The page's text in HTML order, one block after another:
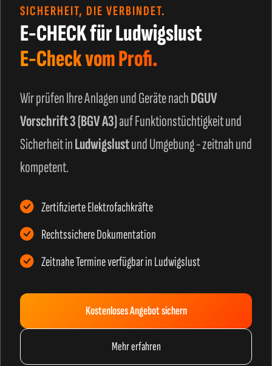
SICHERHEIT, DIE VERBINDET.
E-CHECK für Ludwigslust
E-Check vom Profi.
Wir prüfen Ihre Anlagen und Geräte nachDGUV
Vorschrift 3 (BGV A3)auf Funktionstüchtigkeit und
Sicherheit inLudwigslustund Umgebung - zeitnah und
kompetent.
Zertifizierte Elektrofachkräfte
Rechtssichere Dokumentation
Zeitnahe Termine verfügbar in Ludwigslust
Kostenloses Angebot sichern
Mehr erfahren